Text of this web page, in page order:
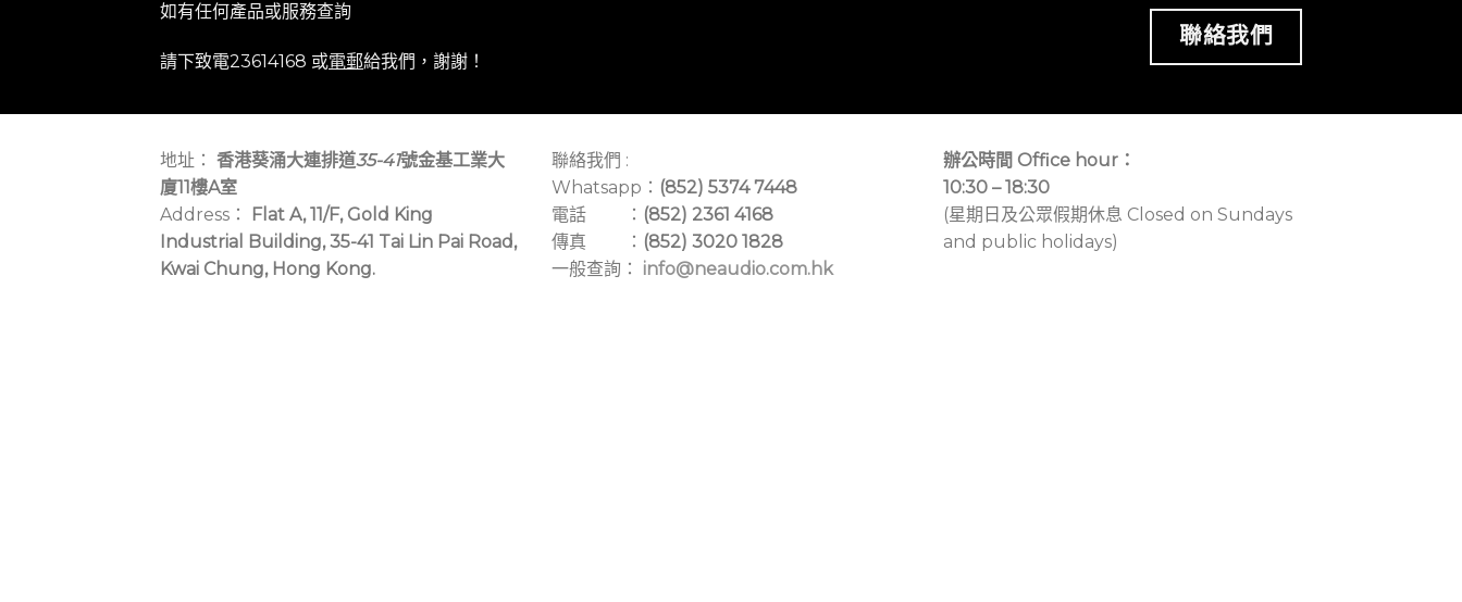
如有任何產品或服務查詢
請下致電23614168 或電郵給我們，謝謝！
聯絡我們
地址： 香港葵涌大連排道35-41號金基工業大
廈11樓A室
Address：
Flat A, 11/F, Gold King
Industrial Building, 35-41 Tai Lin Pai Road,
Kwai Chung, Hong Kong.
聯絡我們 :
Whatsapp： (852) 5374 7448
電話 ： (852) 2361 4168
傳真 ： (852) 3020 1828
一般查詢： info@neaudio.com.hk
辦公時間 Office hour：
10:30 – 18:30
(星期日及公眾假期休息 Closed on Sundays
and public holidays)